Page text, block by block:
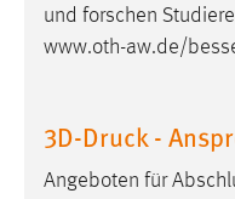
und forschen
www.oth-aw.de/
3D-Druck -
Angeboten für
Zweck: